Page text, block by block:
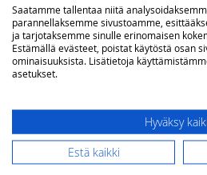
Lisää ostoskoriin
Sivu
Sivu
Edellinen Sivu
1 Sivu
2
You're
page
3
Grillaustarvikkeet
Grilliharja on yksi tärkeimmistä
Puhdas grilli säilyttää parhaat
Saatamme tallentaa niitä
parannellaksemme sivustoamme,
ja tarjotaksemme sinulle erinomaisen
Estämällä evästeet, poistat käytöstä osan
ominaisuuksista. Lisätietoja
asetukset.
Hyväksy
Estä kaikki